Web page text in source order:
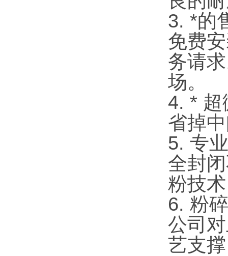
3. *的
免费
务请
场。
4. * 超
省掉
5. 专
全封
粉技
6. 粉
公司
艺支撑